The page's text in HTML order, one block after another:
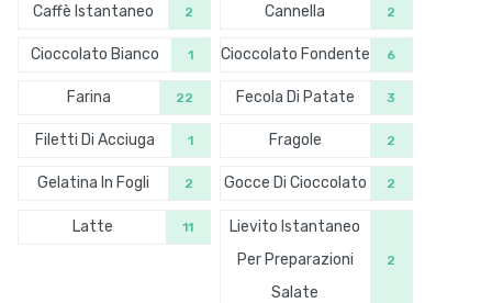
Caffè Istantaneo 2 Cannella 2
Cioccolato Bianco 1 Cioccolato Fondente 6
Farina 22 Fecola Di Patate 3
Filetti Di Acciuga 1 Fragole 2
Gelatina In Fogli 2 Gocce Di Cioccolato 2
Latte 11
Lievito Istantaneo
Per Preparazioni
Salate
2